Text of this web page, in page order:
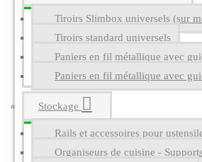
Tiroirs Slimbox universels (sur
Tiroirs standard universels
Paniers en fil métallique avec
Paniers en fil métallique avec
Stockage
Rails et accessoires pour
Organiseurs de cuisine -